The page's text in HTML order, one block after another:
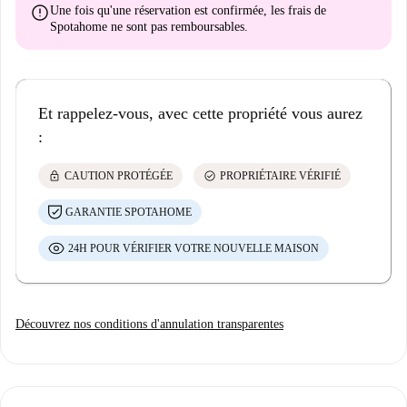
errorUne fois qu'une réservation est confirmée, les frais de
Spotahome ne sont pas remboursables.
Et rappelez-vous, avec cette propriété vous aurez
:
lock CAUTION PROTÉGÉE check_circle PROPRIÉTAIRE VÉRIFIÉ
GARANTIE SPOTAHOME
24H POUR VÉRIFIER VOTRE NOUVELLE MAISON
Découvrez nos conditions d'annulation transparentes